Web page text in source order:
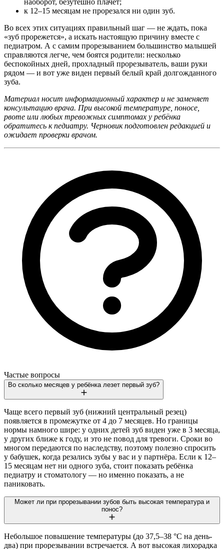
к 12–15 месяцам не прорезался ни один зуб.
Во всех этих ситуациях правильный шаг — не ждать, пока
«зуб прорежется», а искать настоящую причину вместе с
педиатром. А с самим прорезыванием большинство малышей
справляются легче, чем боятся родители: несколько
беспокойных дней, прохладный прорезыватель, ваши руки
рядом — и вот уже виден первый белый край долгожданного
зуба.
Материал носит информационный характер и не заменяет
консультацию врача. При высокой температуре, поносе,
рвоте или любых тревожных симптомах у ребёнка
обратитесь к педиатру. Черновик подготовлен редакцией и
ожидает проверки врачом.
Частые вопросы
Во сколько месяцев у ребёнка лезет первый зуб?
Чаще всего первый зуб (нижний центральный резец)
появляется в промежутке от 4 до 7 месяцев. Но границы
нормы намного шире: у одних детей зуб виден уже в 3 месяца,
у других ближе к году, и это не повод для тревоги. Сроки во
многом передаются по наследству, поэтому полезно спросить
у бабушек, когда резались зубы у вас и у партнёра. Если к 12–
15 месяцам нет ни одного зуба, стоит показать ребёнка
педиатру и стоматологу — но именно показать, а не
паниковать.
Может ли при прорезывании зубов быть высокая температура и
понос?
Небольшое повышение температуры (до 37,5–38 °C на день-
два) при прорезывании встречается. А вот высокая лихорадка